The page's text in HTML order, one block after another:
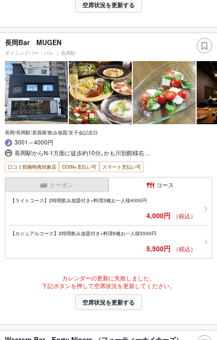
空席状況を更新する
長岡Bar MUGEN
ダイニングバー・バル 長岡駅
長岡/長岡駅/居酒屋/飲み放題/女子会記念日
3001～4000円
長岡駅からN-1方面に徒歩約10分｡かも川別館様右…
口コミ投稿特典対象店 COIN+支払い可 スマート支払い可
クーポン コース
【ライトコース】2時間飲み放題付き+料理3種お一人様4000円
4,000円 （税込）
【カジュアルコース】2時間飲み放題付き+料理6種お一人様5500円
5,500円 （税込）
カレンダーの更新に失敗しました。
下記ボタンを押して空席状況を更新してください。
空席状況を更新する